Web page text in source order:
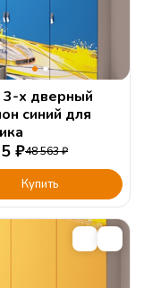
х дверный
для
₽48 563₽
Купить